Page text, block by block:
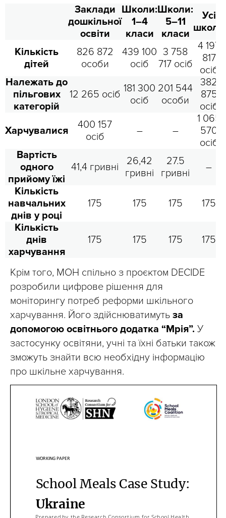
Заклади
дошкільної
освіти
Школи:
1–4
класи
Школи:
5–11
класи
Усі
школи
Кількість
дітей
826 872
особи
439 100
осіб
3 758
717 осіб
4 197
817
осіб
Належать до
пільгових
категорій
12 265 осіб 181 300
осіб
201 544
особи
382
875
осіб
Харчувалися
400 157
осіб
– –
1 065
570
осіб
Вартість
одного
прийому їжі
41,4 гривні
26,42
гривні
27.5
гривні
–
Кількість
навчальних
днів у році
175 175 175
175
Кількість
днів
харчування
175 175 175 175
Крім того, МОН спільно з проєктом DECIDE
розробили цифрове рішення для
моніторингу потреб реформи шкільного
харчування. Його здійснюватимуть за
допомогою освітнього додатка “Мрія”. У
застосунку освітяни, учні та їхні батьки також
зможуть знайти всю необхідну інформацію
про шкільне харчування.